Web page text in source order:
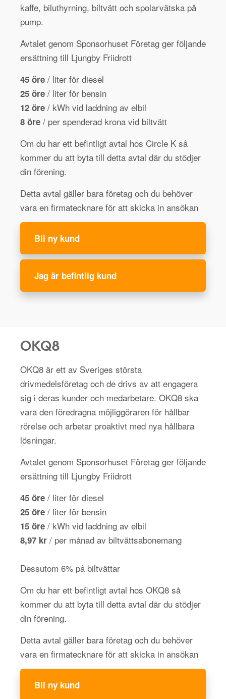
kaffe, biluthyrning, biltvätt och spolarvätska på
pump.
Avtalet genom Sponsorhuset Företag ger följande
ersättning till Ljungby Friidrott
45 öre / liter för diesel
25 öre / liter för bensin
12 öre / kWh vid laddning av elbil
8 öre / per spenderad krona vid biltvätt
Om du har ett befintligt avtal hos Circle K så
kommer du att byta till detta avtal där du stödjer
din förening.
Detta avtal gäller bara företag och du behöver
vara en firmatecknare för att skicka in ansökan
Bli ny kund
Jag är befintlig kund
OKQ8
OKQ8 är ett av Sveriges största
drivmedelsföretag och de drivs av att engagera
sig i deras kunder och medarbetare. OKQ8 ska
vara den föredragna möjliggöraren för hållbar
rörelse och arbetar proaktivt med nya hållbara
lösningar.
Avtalet genom Sponsorhuset Företag ger följande
ersättning till Ljungby Friidrott
45 öre / liter för diesel
25 öre / liter för bensin
15 öre / kWh vid laddning av elbil
8,97 kr / per månad av biltvättsabonemang
Dessutom 6% på biltvättar
Om du har ett befintligt avtal hos OKQ8 så
kommer du att byta till detta avtal där du stödjer
din förening.
Detta avtal gäller bara företag och du behöver
vara en firmatecknare för att skicka in ansökan
Bli ny kund